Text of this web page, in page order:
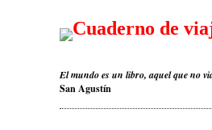
Cuaderno de
El mundo es un libro, aquel que no
San Agustín